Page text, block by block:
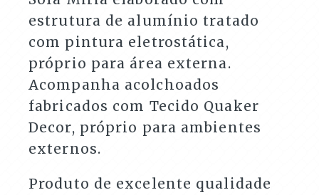
quantidade
estrutura de alumínio tratado
com pintura eletrostática,
próprio para área externa.
Acompanha acolchoados
fabricados com Tecido Quaker
Decor, próprio para ambientes
externos.
Produto de excelente qualidade